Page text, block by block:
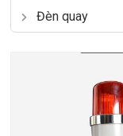
Đèn quay